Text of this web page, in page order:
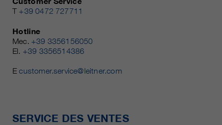
T +39 0472 727711
Hotline
Mec. +39 3356156050
El. +39 3356514386
Ecustomer.service@leitner.com
SERVICE DES VENTES